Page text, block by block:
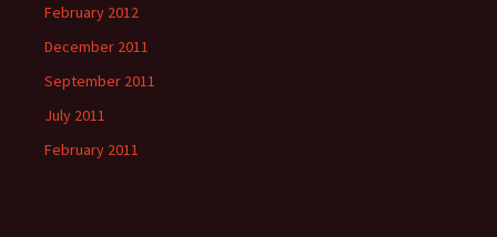
February 2012
December 2011
September 2011
July 2011
February 2011